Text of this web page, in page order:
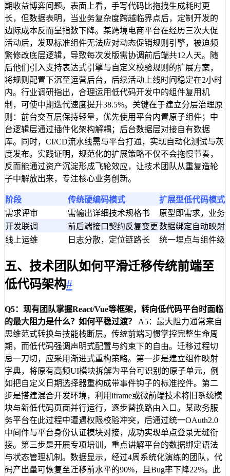
期收益博弈问题。表面上看，手写代码比拖拽生成耗时更
长，但数据表明，当业务复杂度跨越临界点后，定制开发的
边际成本反而呈指数下降。某跨境电商平台在经历三次大促
活动后，发现标准组件无法应对动态促销规则引擎，被迫频
繁修改底层逻辑，导致每次发版需协调前后端共12人天。随
后他们引入支持表达式引擎与自定义校验规则的扩展方案，
将规则配置下沉至运营后台，后续活动上线时间稳定在2小时
内。行业调研指出，合理运用低代码开发中的组件复用机
制，可使中期迭代速度提升38.5%。关键在于建立分层治理原
则：前台交互层保持轻量，优先使用平台内置原子组件；中
台逻辑层通过插件化架构解耦；后台数据层对接自有数据
库。同时，CI/CD流水线需与平台打通，实现自动化测试与灰
度发布。实践证明，规范化的扩展策略不仅不会拖慢节奏，
反而能通过资产沉淀形成飞轮效应，让技术团队从重复造轮
子中解放出来，专注核心业务创新。
阶段 传统硬编码模式
扩展型低代码模式
需求评审
需输出详细技术规格书
原型即需求，业务
开发联调
前后端接口契约反复变更 数据绑定自动映射
线上运维
日志分散，定位链路长 统一埋点与组件级
五、技术团队如何平滑迁移传统前端至
低代码架构#
Q5：现有团队掌握React/Vue等框架，转向低代码平台时面临
的最大阻力是什么？如何平稳过渡？
A5：最大阻力通常来自
思维范式转换与技能栈断层。传统前端习惯掌控完整生命周
期，而低代码强调声明式配置与约束下的自由。迁移过程切
忌一刀切，应采用渐进式重构策略。第一步是建立组件映射
字典，将原有高频UI模块拆解为平台可识别的原子单元，例
如把自定义日期选择器重构成带事件钩子的标准控件。第二
步是搭建混合开发环境，利用iframe或微前端技术将旧系统模
块与新低代码页面并行运行，逐步替换路由入口。某政务服
务平台在此过程中遭遇权限校验冲突，后通过统一OAuth2.0
中间件与平台身份认证模块对接，成功实现单点登录无缝衔
接。第三步是开展专项培训，重点讲解平台的数据绑定语法
与状态管理机制。数据显示，经过4周系统化演练的团队，代
码产出量可恢复至迁移前水平的90%，且Bug率下降22%。此